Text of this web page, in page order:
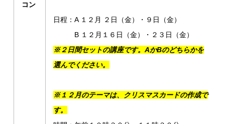
コン
日程：A １２月 ２日（金）・９日（金）
B １２月１６日（金）・２３日（金）
※２日間セットの講座です。AかBのどちらかを
選んでください。
※１２月のテーマは、クリスマスカードの作成で
す。